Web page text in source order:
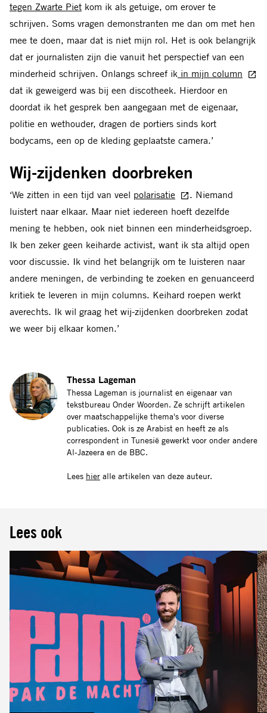
tegen Zwarte Piet kom ik als getuige, om erover te
schrijven. Soms vragen demonstranten me dan om met hen
mee te doen, maar dat is niet mijn rol. Het is ook belangrijk
dat er journalisten zijn die vanuit het perspectief van een
minderheid schrijven. Onlangs schreef ik in mijn column
dat ik geweigerd was bij een discotheek. Hierdoor en
doordat ik het gesprek ben aangegaan met de eigenaar,
politie en wethouder, dragen de portiers sinds kort
bodycams, een op de kleding geplaatste camera.’
Wij-zijdenken doorbreken
‘We zitten in een tijd van veel polarisatie
. Niemand
luistert naar elkaar. Maar niet iedereen hoeft dezelfde
mening te hebben, ook niet binnen een minderheidsgroep.
Ik ben zeker geen keiharde activist, want ik sta altijd open
voor discussie. Ik vind het belangrijk om te luisteren naar
andere meningen, de verbinding te zoeken en genuanceerd
kritiek te leveren in mijn columns. Keihard roepen werkt
averechts. Ik wil graag het wij-zijdenken doorbreken zodat
we weer bij elkaar komen.’
Thessa Lageman
Thessa Lageman is journalist en eigenaar van
tekstbureau Onder Woorden. Ze schrijft artikelen
over maatschappelijke thema's voor diverse
publicaties. Ook is ze Arabist en heeft ze als
correspondent in Tunesië gewerkt voor onder andere
Al-Jazeera en de BBC.
Lees hier alle artikelen van deze auteur.
Lees ook